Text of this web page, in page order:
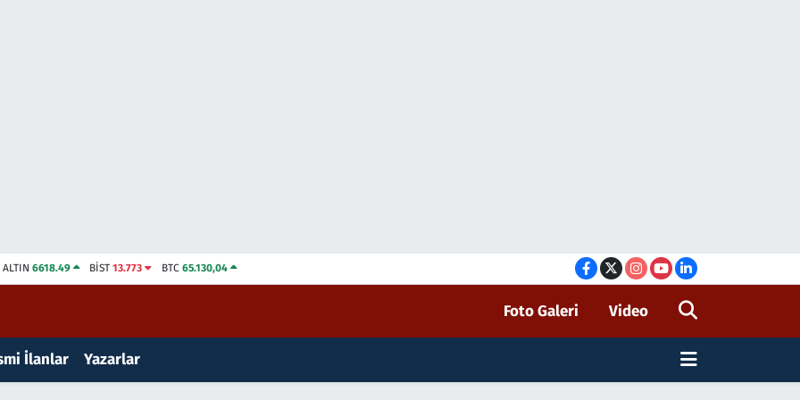
ALTIN 6618.49 BİST13.773 BTC 65.130,04
Foto Galeri Video
İlanlar Yazarlar